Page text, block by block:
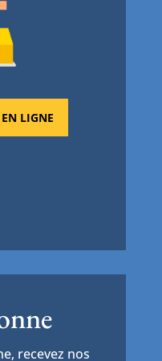
LIGNE
recevez nos